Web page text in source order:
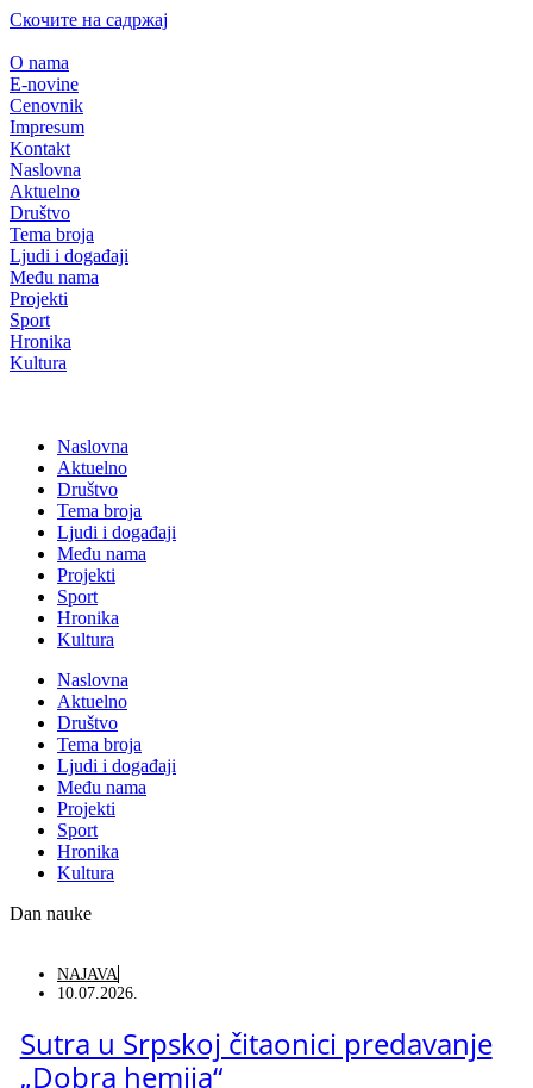
Скочите на садржај
O nama
E-novine
Cenovnik
Impresum
Kontakt
Naslovna
Aktuelno
Društvo
Tema broja
Ljudi i događaji
Među nama
Projekti
Sport
Hronika
Kultura
Naslovna
Aktuelno
Društvo
Tema broja
Ljudi i događaji
Među nama
Projekti
Sport
Hronika
Kultura
Naslovna
Aktuelno
Društvo
Tema broja
Ljudi i događaji
Među nama
Projekti
Sport
Hronika
Kultura
Dan nauke
NAJAVA
10.07.2026.
Sutra u Srpskoj čitaonici predavanje
„Dobra hemija“